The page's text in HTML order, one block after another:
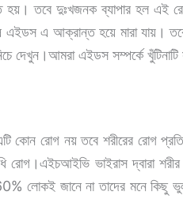
তবে দুঃখজনক ব্যাপার হল এই
এইডস এ আক্রান্ত হয়ে মারা যায়।
দেখুন।আমরা এইডস সম্পর্কে
কোন রোগ নয় তবে শরীরের রোগ
রোগ।এইচআইভি ভাইরাস দ্বারা
লোকই জানে না তাদের মনে কিছু